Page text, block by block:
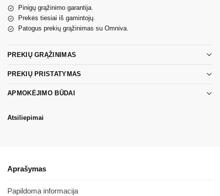
Pinigų grąžinimo garantija.
Prekės tiesiai iš gamintojų.
Patogus prekių grąžinimas su Omniva.
PREKIŲ GRĄŽINIMAS
PREKIŲ PRISTATYMAS
APMOKĖJIMO BŪDAI
Atsiliepimai
Aprašymas
Papildoma informacija